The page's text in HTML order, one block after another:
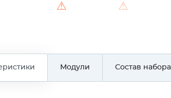
⚠ ⚠
Модули Состав набора